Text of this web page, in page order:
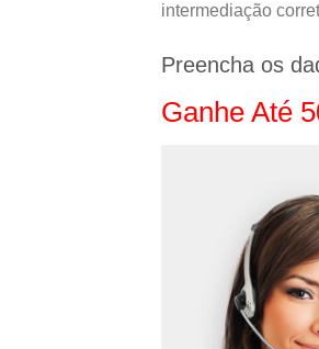
intermediação
Preencha os
Ganhe Até